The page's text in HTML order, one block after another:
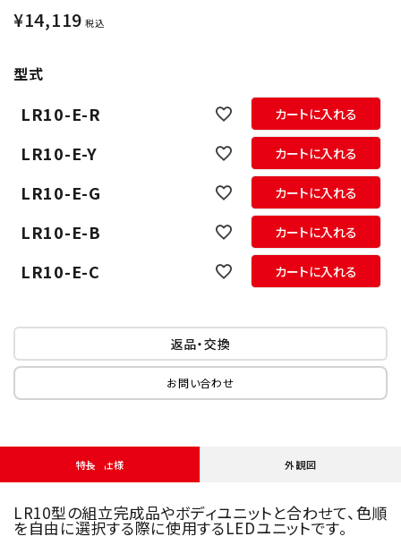
¥14,119 税込
型式
LR10-E-R カートに入れる
LR10-E-Y カートに入れる
LR10-E-G カートに入れる
LR10-E-B カートに入れる
LR10-E-C カートに入れる
返品・交換
お問い合わせ
特長・仕様 外観図
LR10型の組立完成品やボディユニットと合わせて、色順
を自由に選択する際に使用するLEDユニットです。